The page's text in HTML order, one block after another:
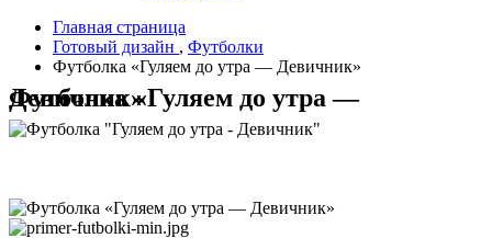
Главная страница
Готовый дизайн , Футболки
Футболка «Гуляем до утра — Девичник»
Футболка «Гуляем до утра — Девичник»